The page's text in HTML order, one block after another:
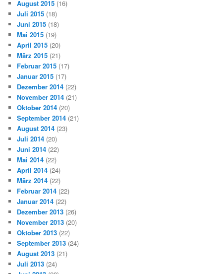
August 2015 (16)
Juli 2015 (18)
Juni 2015 (18)
Mai 2015 (19)
April 2015 (20)
März 2015 (21)
Februar 2015 (17)
Januar 2015 (17)
Dezember 2014 (22)
November 2014 (21)
Oktober 2014 (20)
September 2014 (21)
August 2014 (23)
Juli 2014 (20)
Juni 2014 (22)
Mai 2014 (22)
April 2014 (24)
März 2014 (22)
Februar 2014 (22)
Januar 2014 (22)
Dezember 2013 (26)
November 2013 (20)
Oktober 2013 (22)
September 2013 (24)
August 2013 (21)
Juli 2013 (24)